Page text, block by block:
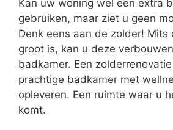
Kan uw woning wel een extra
gebruiken, maar ziet u geen
Denk eens aan de zolder! Mits
groot is, kan u deze
badkamer. Een
prachtige badkamer met
opleveren. Een ruimte waar u
komt.